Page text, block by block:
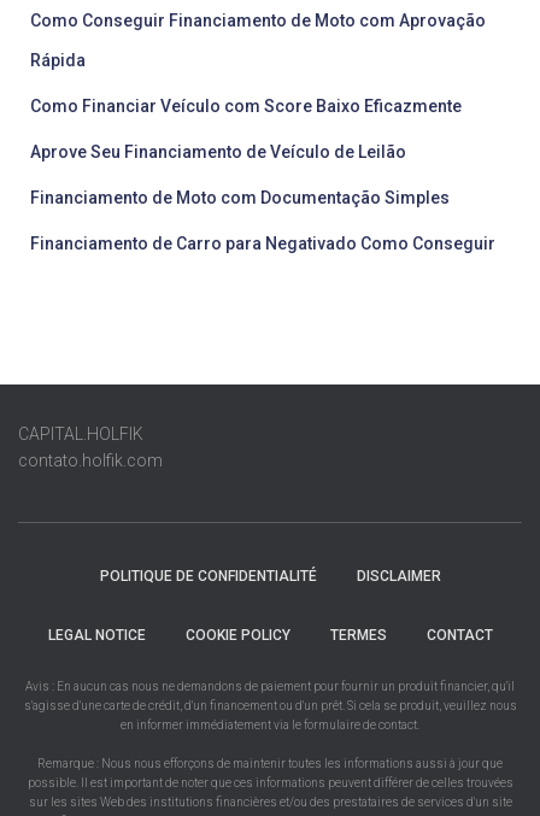
Como Conseguir Financiamento de Moto com Aprovação
Rápida
Como Financiar Veículo com Score Baixo Eficazmente
Aprove Seu Financiamento de Veículo de Leilão
Financiamento de Moto com Documentação Simples
Financiamento de Carro para Negativado Como Conseguir
CAPITAL.HOLFIK
contato.holfik.com
POLITIQUE DE CONFIDENTIALITÉ DISCLAIMER
LEGAL NOTICE COOKIE POLICY TERMES CONTACT
Avis : En aucun cas nous ne demandons de paiement pour fournir un produit financier, qu'il
s'agisse d'une carte de crédit, d'un financement ou d'un prêt. Si cela se produit, veuillez nous
en informer immédiatement via le formulaire de contact.
Remarque : Nous nous efforçons de maintenir toutes les informations aussi à jour que
possible. Il est important de noter que ces informations peuvent différer de celles trouvées
sur les sites Web des institutions financières et/ou des prestataires de services d'un site